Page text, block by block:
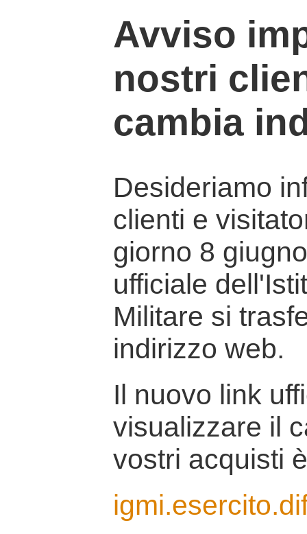
Avviso
nostri
cambia
Desideriamo
clienti e
giorno 8
ufficiale
Militare si
indirizzo web.
Il nuovo link
visualizzare il
vostri acquisti